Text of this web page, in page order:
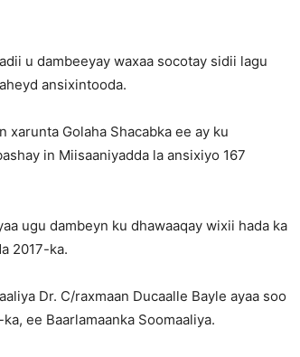
War
u dambeeyay waxaa socotay sidii lagu
ansixintooda.
xarunta Golaha Shacabka ee ay ku
in Miisaaniyadda la ansixiyo 167
ugu dambeyn ku dhawaaqay wixii hada ka
2017-ka.
Dr. C/raxmaan Ducaalle Bayle ayaa soo
ee Baarlamaanka Soomaaliya.